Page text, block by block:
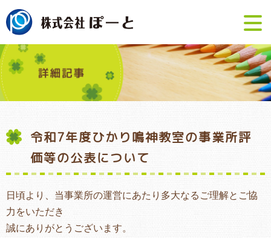
令和7年度ひかり鳴神教室の事業所評
価等の公表について
日頃より、当事業所の運営にあたり多大なるご理解とご協
力をいただき
誠にありがとうございます。